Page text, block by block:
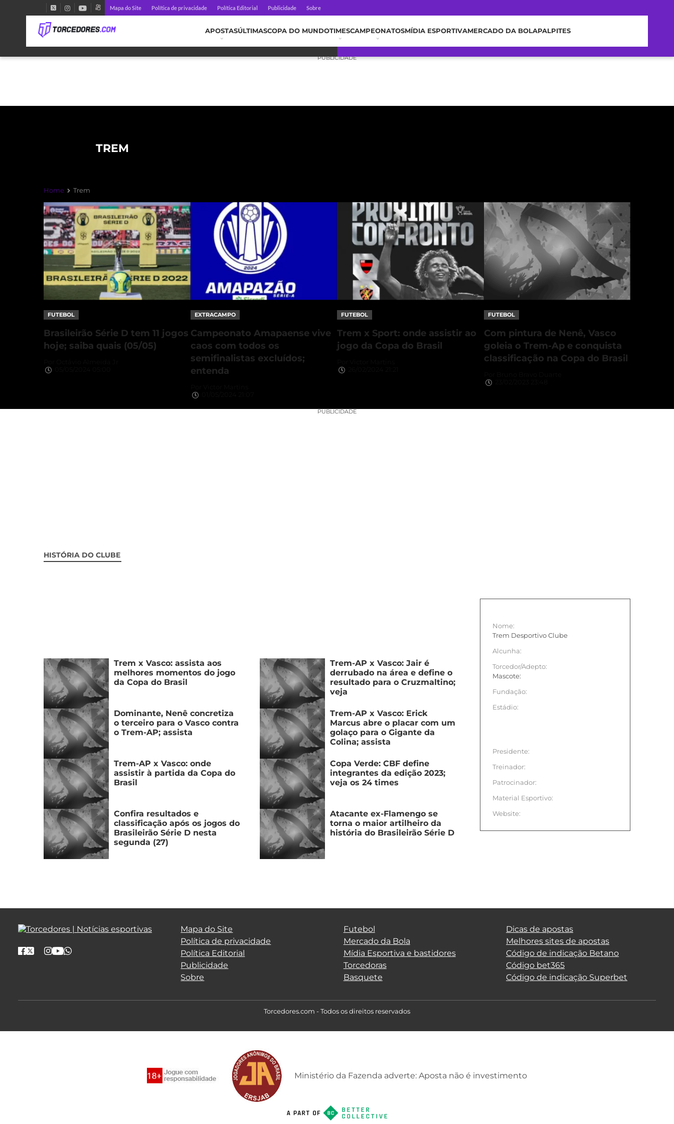
Mapa do Site Política de privacidade Política Editorial Publicidade Sobre
APOSTASÚLTIMASCOPA DO MUNDOTIMESCAMPEONATOSMÍDIA ESPORTIVAMERCADO DA BOLAPALPITES
PUBLICIDADE
Home Trem
TREM
FUTEBOL
Brasileirão Série D tem 11 jogos
hoje; saiba quais (05/05)
EXTRACAMPO
Campeonato Amapaense vive
caos com todos os
semifinalistas excluídos;
entenda
FUTEBOL
Trem x Sport: onde assistir ao
jogo da Copa do Brasil
FUTEBOL
Com pintura de Nenê, Vasco
goleia o Trem-Ap e conquista
classificação na Copa do Brasil
PUBLICIDADE
HISTÓRIA DO CLUBE
Trem x Vasco: assista aos
melhores momentos do jogo
da Copa do Brasil
Trem-AP x Vasco: Jair é
derrubado na área e define o
resultado para o Cruzmaltino;
veja
Dominante, Nenê concretiza
o terceiro para o Vasco contra
o Trem-AP; assista
Trem-AP x Vasco: Erick
Marcus abre o placar com um
golaço para o Gigante da
Colina; assista
Trem-AP x Vasco: onde
assistir à partida da Copa do
Brasil
Copa Verde: CBF define
integrantes da edição 2023;
veja os 24 times
Confira resultados e
classificação após os jogos do
Brasileirão Série D nesta
segunda (27)
Atacante ex-Flamengo se
torna o maior artilheiro da
história do Brasileirão Série D
Nome:
Trem Desportivo Clube
Alcunha:
Torcedor/Adepto:
Mascote:
Fundação:
Estádio:
Presidente:
Treinador:
Patrocinador:
Material Esportivo:
Website:
Mapa do Site
Política de privacidade
Política Editorial
Publicidade
Sobre
Futebol
Mercado da Bola
Mídia Esportiva e bastidores
Torcedoras
Basquete
Dicas de apostas
Melhores sites de apostas
Código de indicação Betano
Código bet365
Código de indicação Superbet
Torcedores.com - Todos os direitos reservados
Ministério da Fazenda adverte: Aposta não é investimento